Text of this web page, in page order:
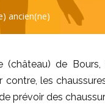
ancien(ne)
(château) de
contre, les
prévoir des